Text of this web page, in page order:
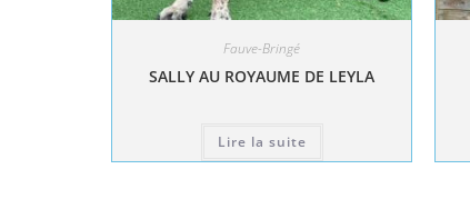
Fauve-Bringé
SALLY AU ROYAUME DE LEYLA
Lire la suite